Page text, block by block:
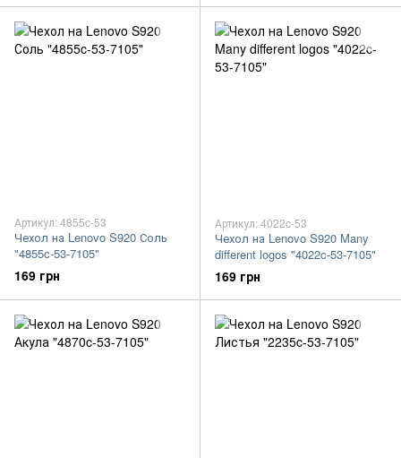
Артикул: 4855c-53
Чехол на Lenovo S920 Соль
"4855c-53-7105"
169 грн
Артикул: 4022c-53
Чехол на Lenovo S920 Many
different logos "4022c-53-7105"
169 грн